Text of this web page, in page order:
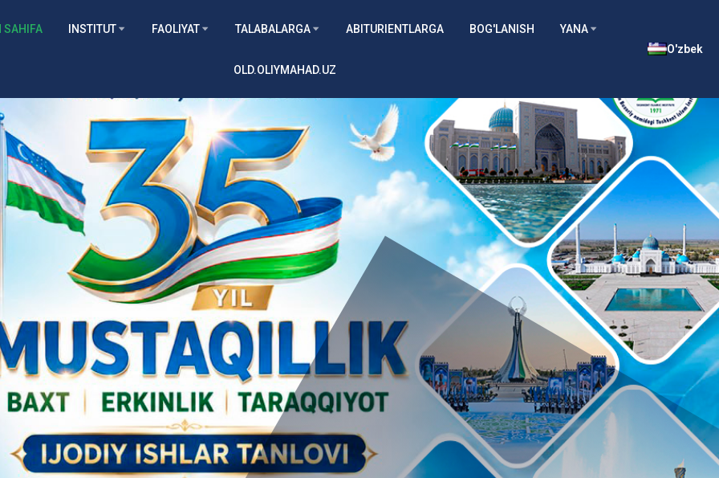
SAHIFA INSTITUT FAOLIYAT TALABALARGA ABITURIENTLARGA BOG'LANISH YANA
OLD.OLIYMAHAD.UZ
O'zbek